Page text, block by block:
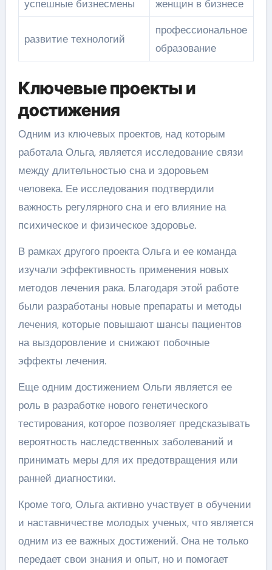
успешные бизнесмены женщин в бизнесе
развитие технологий
профессиональное
образование
Ключевые проекты и
достижения
Одним из ключевых проектов, над которым
работала Ольга, является исследование связи
между длительностью сна и здоровьем
человека. Ее исследования подтвердили
важность регулярного сна и его влияние на
психическое и физическое здоровье.
В рамках другого проекта Ольга и ее команда
изучали эффективность применения новых
методов лечения рака. Благодаря этой работе
были разработаны новые препараты и методы
лечения, которые повышают шансы пациентов
на выздоровление и снижают побочные
эффекты лечения.
Еще одним достижением Ольги является ее
роль в разработке нового генетического
тестирования, которое позволяет предсказывать
вероятность наследственных заболеваний и
принимать меры для их предотвращения или
ранней диагностики.
Кроме того, Ольга активно участвует в обучении
и наставничестве молодых ученых, что является
одним из ее важных достижений. Она не только
передает свои знания и опыт, но и помогает